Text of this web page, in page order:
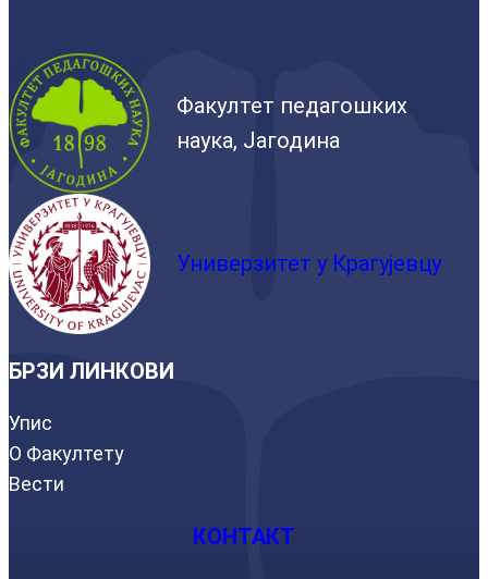
Факултет педагошких
наука, Јагодина
Универзитет у Крагујевцу
БРЗИ ЛИНКОВИ
Упис
О Факултету
Вести
КОНТАКТ